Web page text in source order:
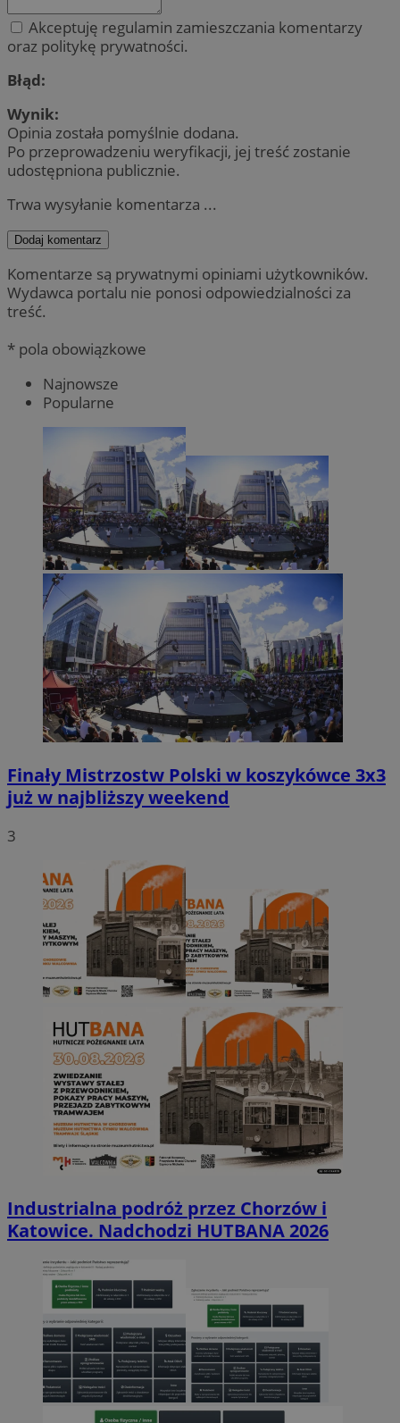
Akceptuję regulamin zamieszczania komentarzy
oraz politykę prywatności.
Błąd:
Wynik:
Opinia została pomyślnie dodana.
Po przeprowadzeniu weryfikacji, jej treść zostanie
udostępniona publicznie.
Trwa wysyłanie komentarza ...
Dodaj komentarz
Komentarze są prywatnymi opiniami użytkowników.
Wydawca portalu nie ponosi odpowiedzialności za
treść.
* pola obowiązkowe
Najnowsze
Popularne
Finały Mistrzostw Polski w koszykówce 3x3
już w najbliższy weekend
3
Industrialna podróż przez Chorzów i
Katowice. Nadchodzi HUTBANA 2026